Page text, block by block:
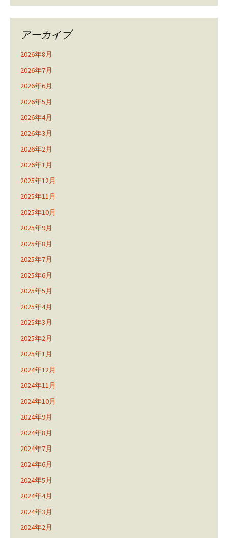
アーカイブ
2026年8月
2026年7月
2026年6月
2026年5月
2026年4月
2026年3月
2026年2月
2026年1月
2025年12月
2025年11月
2025年10月
2025年9月
2025年8月
2025年7月
2025年6月
2025年5月
2025年4月
2025年3月
2025年2月
2025年1月
2024年12月
2024年11月
2024年10月
2024年9月
2024年8月
2024年7月
2024年6月
2024年5月
2024年4月
2024年3月
2024年2月